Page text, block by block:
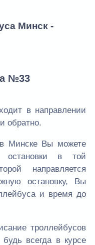
Минск -
№33
в направлении
обратно.
Минске Вы можете
остановки в той
направляется
остановку, Вы
и время до
троллейбусов
всегда в курсе